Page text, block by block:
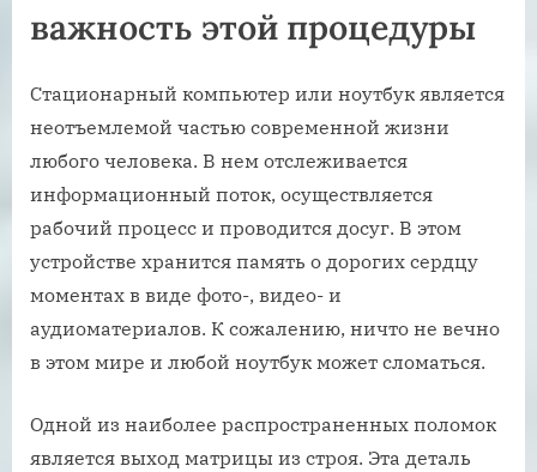
важность этой процедуры
Стационарный компьютер или ноутбук является
неотъемлемой частью современной жизни
любого человека. В нем отслеживается
информационный поток, осуществляется
рабочий процесс и проводится досуг. В этом
устройстве хранится память о дорогих сердцу
моментах в виде фото-, видео- и
аудиоматериалов. К сожалению, ничто не вечно
в этом мире и любой ноутбук может сломаться.
Одной из наиболее распространенных поломок
является выход матрицы из строя. Эта деталь